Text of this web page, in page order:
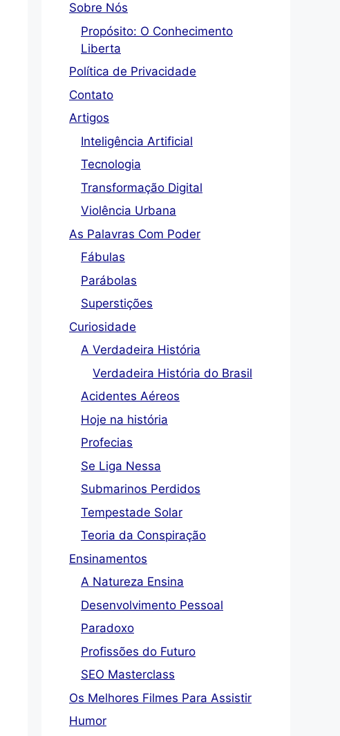
Sobre Nós
Propósito: O Conhecimento
Liberta
Política de Privacidade
Contato
Artigos
Inteligência Artificial
Tecnologia
Transformação Digital
Violência Urbana
As Palavras Com Poder
Fábulas
Parábolas
Superstições
Curiosidade
A Verdadeira História
Verdadeira História do Brasil
Acidentes Aéreos
Hoje na história
Profecias
Se Liga Nessa
Submarinos Perdidos
Tempestade Solar
Teoria da Conspiração
Ensinamentos
A Natureza Ensina
Desenvolvimento Pessoal
Paradoxo
Profissões do Futuro
SEO Masterclass
Os Melhores Filmes Para Assistir
Humor